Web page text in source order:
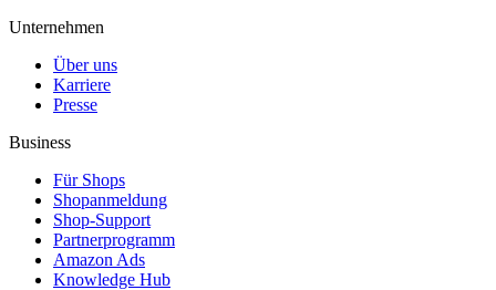
Unternehmen
Über uns
Karriere
Presse
Business
Für Shops
Shopanmeldung
Shop-Support
Partnerprogramm
Amazon Ads
Knowledge Hub